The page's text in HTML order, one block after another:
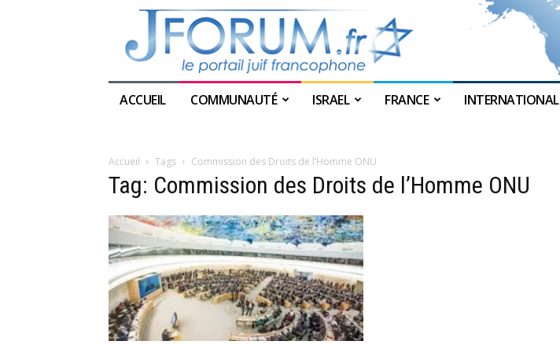
ACCUEIL COMMUNAUTÉ ISRAEL FRANCE INTERNATIONAL
Accueil Tags Commission des Droits de l’Homme ONU
Tag: Commission des Droits de l’Homme ONU